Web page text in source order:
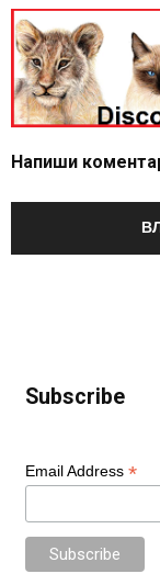
Напиши
Subscribe
Email Address *